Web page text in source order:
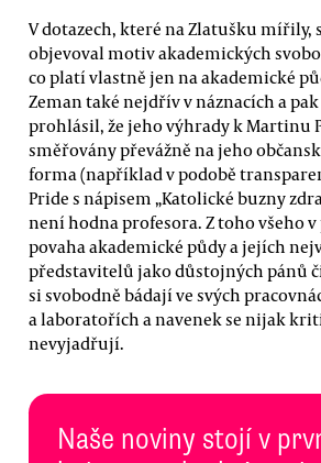
V dotazech, které na Zlatušku mířily,
objevoval motiv akademických
co platí vlastně jen na akademické
Zeman také nejdřív v náznacích a
prohlásil, že jeho výhrady k Martinu
směřovány převážně na jeho
forma (například v podobě
Pride s nápisem „Katolické buzny
není hodna profesora. Z toho všeho
povaha akademické půdy a jejích
představitelů jako důstojných pánů
si svobodně bádají ve svých
a laboratořích a navenek se nijak
nevyjadřují.
Naše noviny stojí v